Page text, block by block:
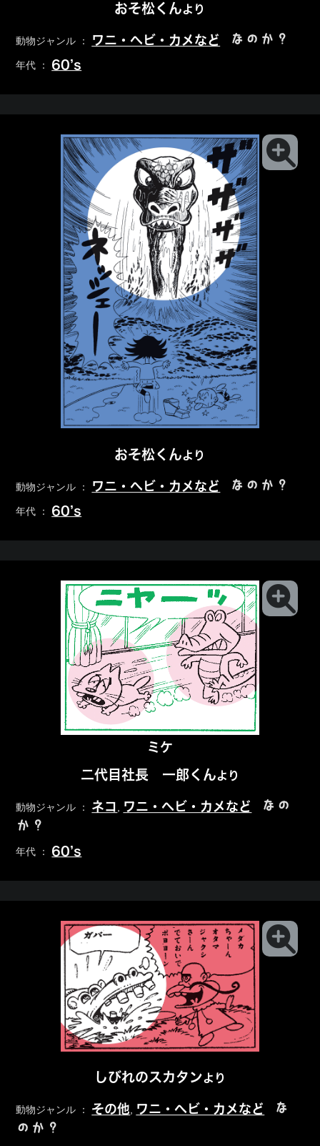
おそ松くんより
動物ジャンル ： ワニ・ヘビ・カメなど なのか？
年代 ： 60’s
おそ松くんより
動物ジャンル ： ワニ・ヘビ・カメなど なのか？
年代 ： 60’s
ミケ
二代目社長 一郎くんより
動物ジャンル ： ネコ ワニ・ヘビ・カメなど
なの
か？
年代 ： 60’s
しびれのスカタンより
動物ジャンル ： その他, ワニ・ヘビ・カメなど
な
のか？